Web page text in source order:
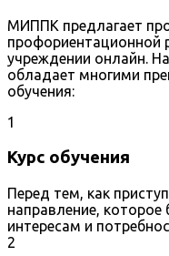
МИППК предлагает
профориентационной
учреждении онлайн.
обладает многими
обучения:
1
Курс обучения
Перед тем, как
направление,
интересам и
2